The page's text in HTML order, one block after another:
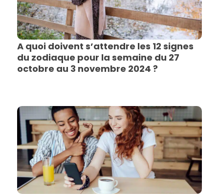
A quoi doivent s’attendre les 12 signes
du zodiaque pour la semaine du 27
octobre au 3 novembre 2024 ?